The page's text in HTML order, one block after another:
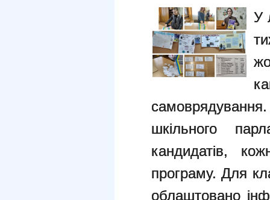
У
шкільного
кандидатів,
програму. Для
облаштовано